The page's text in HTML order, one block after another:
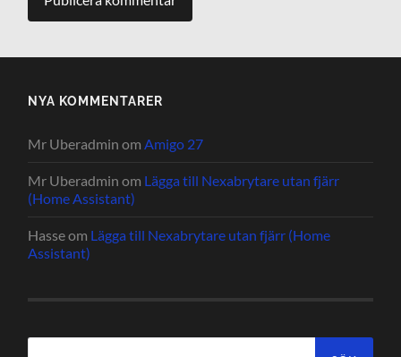
NYA KOMMENTARER
Mr Uberadmin omAmigo 27
Mr Uberadmin om Lägga till Nexabrytare utan fjärr
(Home Assistant)
Hasseom Lägga till Nexabrytare utan fjärr (Home
Assistant)